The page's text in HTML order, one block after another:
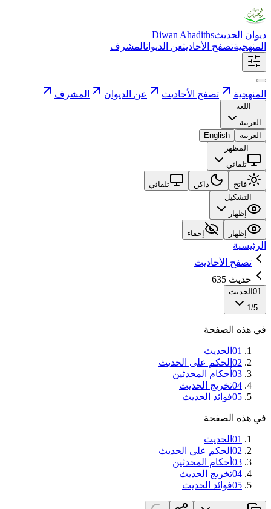
ديوان الحديثDiwan Ahadiths
المنهجيةتصفح الأحاديثعن الديوانالمشرف
المنهجية تصفح الأحاديث عن الديوان المشرف
اللغة
العربية
العربية
English
المظهر
تلقائي
فاتح داكن
تلقائي
التشكيل
إظهار
إظهار إخفاء
الرئيسية
تصفح الأحاديث
حديث 635
01 الحديث
1/5
في هذه الصفحة
01 الحديث
02 الحكم على الحديث
03 أحكام المحدثين
04تخريج الحديث
05فوائد الحديث
في هذه الصفحة
01 الحديث
02 الحكم على الحديث
03 أحكام المحدثين
04تخريج الحديث
05فوائد الحديث